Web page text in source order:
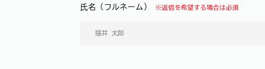
氏名（フルネーム） ※返信を希望する場合は必須